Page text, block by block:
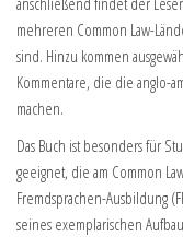
mehreren Common Law-
sind. Hinzu kommen
Kommentare, die die anglo-
machen.
Das Buch ist besonders für
geeignet, die am Common
Fremdsprachen-Ausbildung
seines exemplarischen